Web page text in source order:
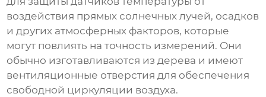
воздействия прямых солнечных лучей, осадков
и других атмосферных факторов, которые
могут повлиять на точность измерений. Они
обычно изготавливаются из дерева и имеют
вентиляционные отверстия для обеспечения
свободной циркуляции воздуха.